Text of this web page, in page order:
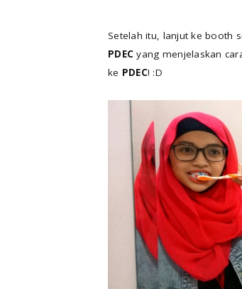
Setelah itu, lanjut ke booth
PDEC yang menjelaskan
ke PDEC! :D